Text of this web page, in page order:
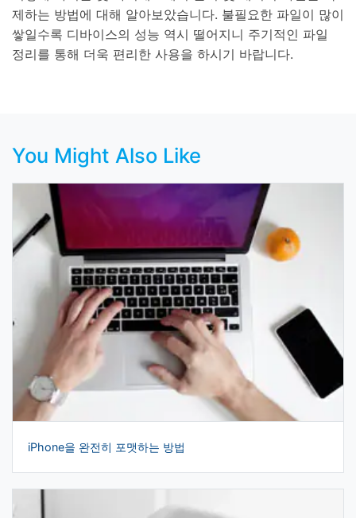
제하는 방법에 대해 알아보았습니다. 불필요한 파일이 많이
쌓일수록 디바이스의 성능 역시 떨어지니 주기적인 파일
정리를 통해 더욱 편리한 사용을 하시기 바랍니다.
You Might Also Like
iPhone을 완전히 포맷하는 방법